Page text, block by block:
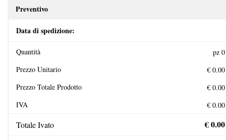
Preventivo
Data di spedizione:
Quantità
Prezzo Unitario
Prezzo Totale Prodotto
IVA
Totale Ivato